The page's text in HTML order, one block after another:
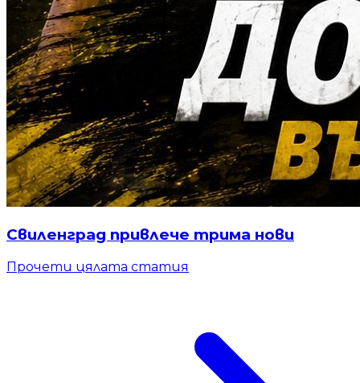
Свиленград привлече трима нови
Прочети цялата статия